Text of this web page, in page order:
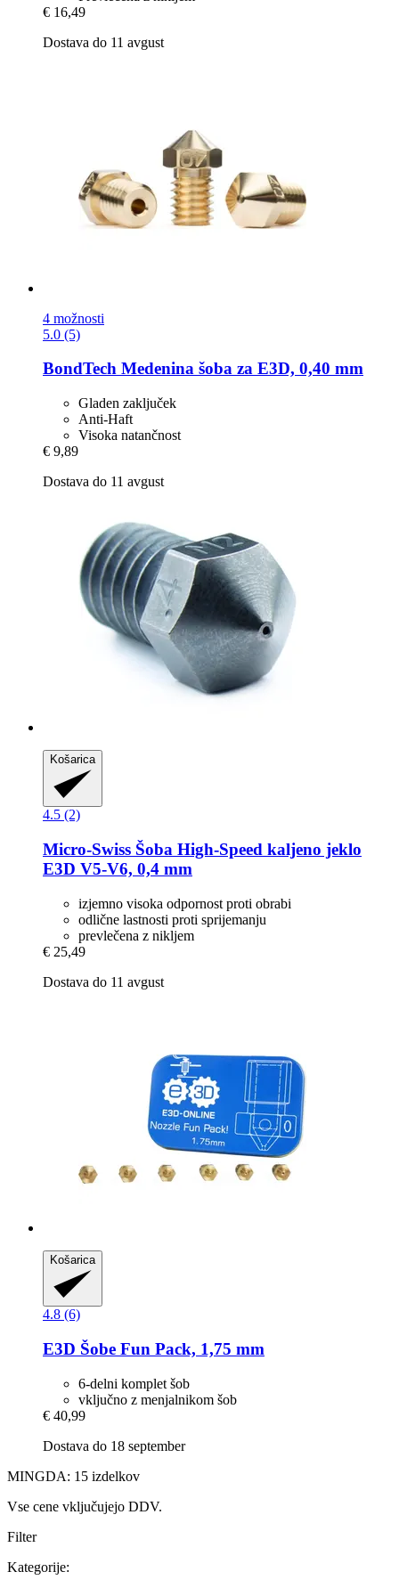
€ 16,49
Dostava do 11 avgust
4 možnosti
5.0 (5)
BondTech Medenina šoba za E3D, 0,40 mm
Gladen zaključek
Anti-Haft
Visoka natančnost
€ 9,89
Dostava do 11 avgust
Košarica
4.5 (2)
Micro-Swiss Šoba High-​Speed kaljeno jeklo
E3D V5-​​V6, 0,4 mm
izjemno visoka odpornost proti obrabi
odlične lastnosti proti sprijemanju
prevlečena z nikljem
€ 25,49
Dostava do 11 avgust
Košarica
4.8 (6)
E3D Šobe Fun Pack, 1,75 mm
6-delni komplet šob
vključno z menjalnikom šob
€ 40,99
Dostava do 18 september
MINGDA: 15 izdelkov
Vse cene vključujejo DDV.
Filter
Kategorije: